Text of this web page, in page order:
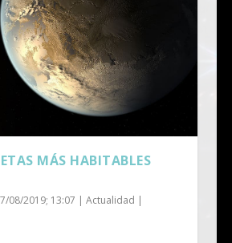
MÁS HABITABLES
08/2019; 13:07 |Actualidad |